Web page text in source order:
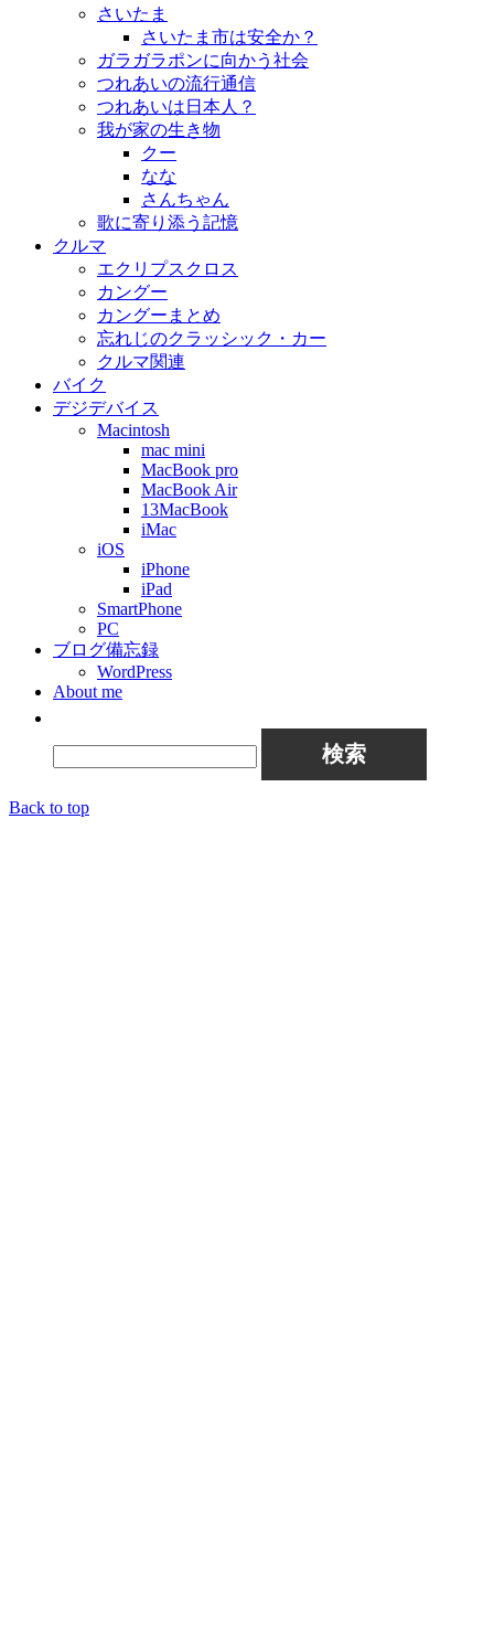
さいたま
さいたま市は安全か？
ガラガラポンに向かう社会
つれあいの流行通信
つれあいは日本人？
我が家の生き物
クー
なな
さんちゃん
歌に寄り添う記憶
クルマ
エクリプスクロス
カングー
カングーまとめ
忘れじのクラッシック・カー
クルマ関連
バイク
デジデバイス
Macintosh
mac mini
MacBook pro
MacBook Air
13MacBook
iMac
iOS
iPhone
iPad
SmartPhone
PC
ブログ備忘録
WordPress
About me
Back to top